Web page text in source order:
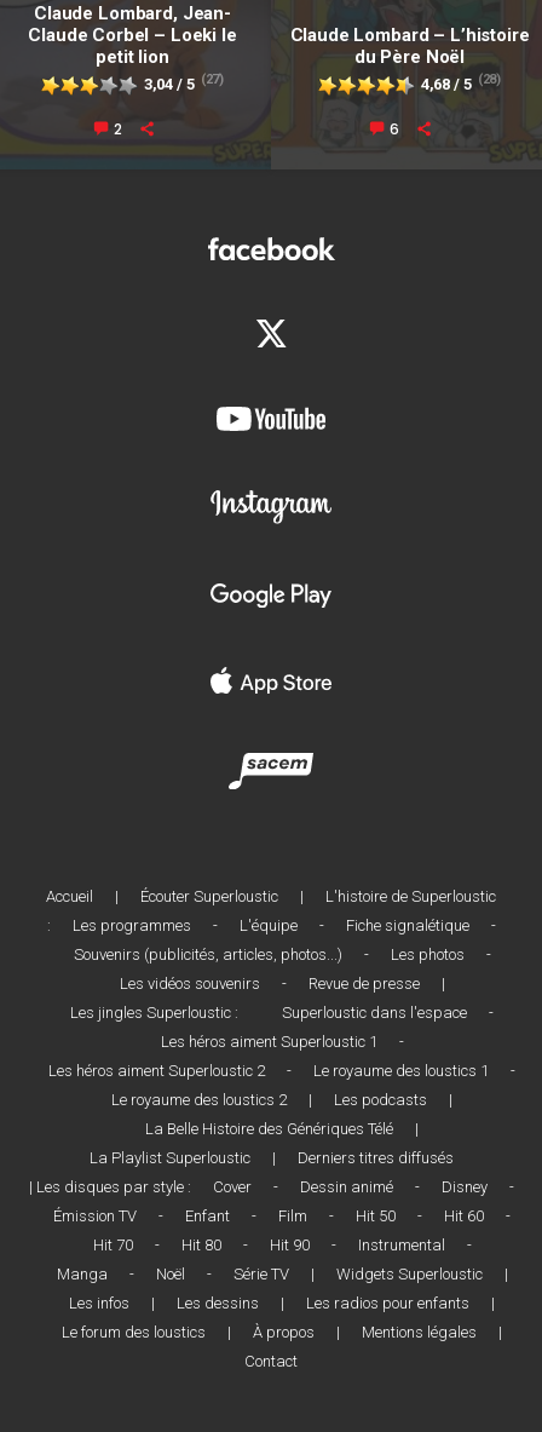
Claude Lombard, Jean-
Claude Corbel – Loeki le
petit lion
3,04 / 5 (27)
2
Claude Lombard – L’histoire
du Père Noël
4,68 / 5 (28)
6
Accueil | Écouter Superloustic |
L'histoire de Superloustic
:
Les programmes - L'équipe - Fiche signalétique
-
Souvenirs (publicités, articles, photos...)
- Les photos
-
Les vidéos souvenirs
- Revue de presse
|
Les jingles Superloustic :
Superloustic dans l'espace
-
Les héros aiment Superloustic 1
-
Les héros aiment Superloustic 2
- Le royaume des loustics 1
-
Le royaume des loustics 2
| Les podcasts
|
La Belle Histoire des Génériques Télé
|
La Playlist Superloustic
|
Derniers titres diffusés
| Les disques par style :
Cover - Dessin animé - Disney
-
Émission TV
- Enfant - Film - Hit 50 - Hit 60
-
Hit 70
- Hit 80 - Hit 90 - Instrumental
-
Manga
- Noël - Série TV | Widgets Superloustic
|
Les infos
| Les dessins | Les radios pour enfants
|
Le forum des loustics
| À propos | Mentions légales
|
Contact